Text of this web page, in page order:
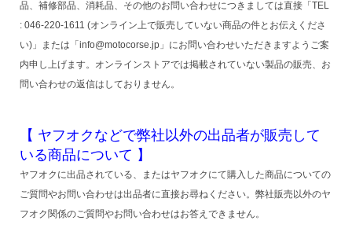
品、補修部品、消耗品、その他のお問い合わせにつきましては直接「TEL
: 046-220-1611 (オンライン上で販売していない商品の件とお伝えくださ
い)」または「info@motocorse.jp」にお問い合わせいただきますようご案
内申し上げます。オンラインストアでは掲載されていない製品の販売、お
問い合わせの返信はしておりません。
【 ヤフオクなどで弊社以外の出品者が販売して
いる商品について 】
ヤフオクに出品されている、またはヤフオクにて購入した商品についての
ご質問やお問い合わせは出品者に直接お尋ねください。弊社販売以外のヤ
フオク関係のご質問やお問い合わせはお答えできません。